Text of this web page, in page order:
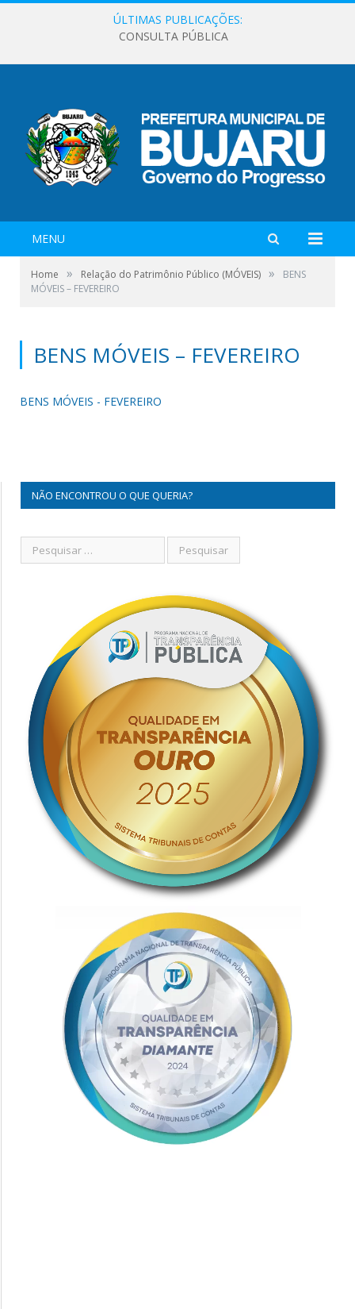
ÚLTIMAS PUBLICAÇÕES:
CONSULTA PÚBLICA
MENU
Home » Relação do Patrimônio Público (MÓVEIS) »
BENS
MÓVEIS – FEVEREIRO
BENS MÓVEIS – FEVEREIRO
BENS MÓVEIS - FEVEREIRO
NÃO ENCONTROU O QUE QUERIA?